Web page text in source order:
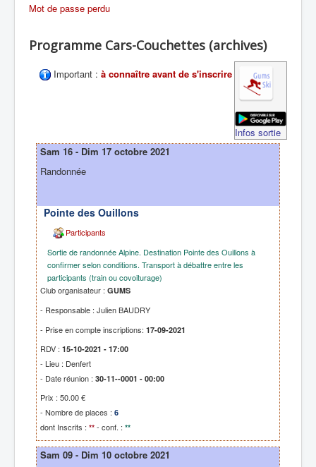
Mot de passe perdu
Programme Cars-Couchettes (archives)
Infos sortie
Important : à connaître avant de s'inscrire
Sam 16 - Dim 17 octobre 2021
Randonnée
Pointe des Ouillons
Participants
Sortie de randonnée Alpine. Destination Pointe des Ouillons à
confirmer selon conditions. Transport à débattre entre les
participants (train ou covoiturage)
Club organisateur : GUMS
- Responsable : Julien BAUDRY
- Prise en compte inscriptions: 17-09-2021
RDV : 15-10-2021 - 17:00
- Lieu : Denfert
- Date réunion : 30-11--0001 - 00:00
Prix : 50.00 €
- Nombre de places : 6
dont Inscrits : ** - conf. : **
Sam 09 - Dim 10 octobre 2021